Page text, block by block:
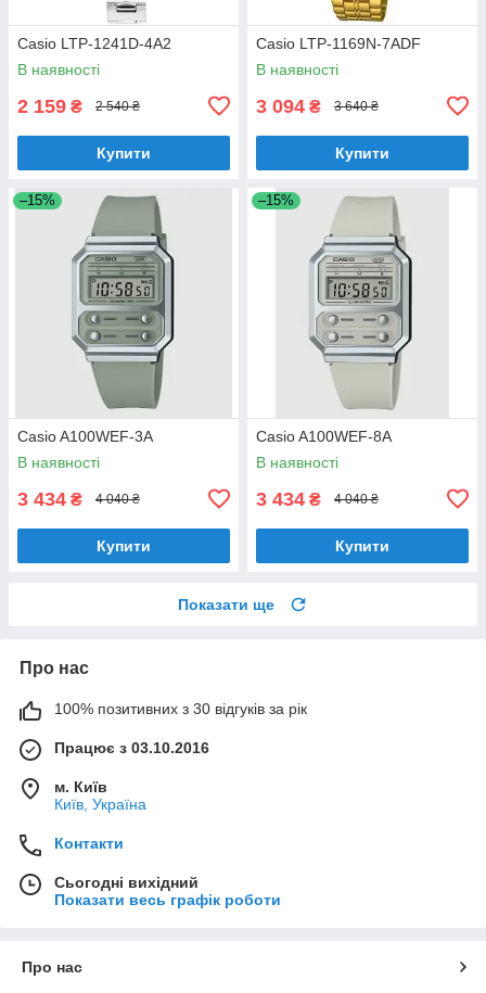
Casio LTP-1241D-4A2
В наявності
2 159 ₴ 2 540 ₴
Купити
Casio LTP-1169N-7ADF
В наявності
3 094 ₴ 3 640 ₴
Купити
–15%
Casio A100WEF-3A
В наявності
3 434 ₴ 4 040 ₴
Купити
–15%
Casio A100WEF-8A
В наявності
3 434 ₴ 4 040 ₴
Купити
Показати ще
Про нас
100% позитивних з 30 відгуків за рік
Працює з 03.10.2016
м. Київ
Київ, Україна
Контакти
Сьогодні вихідний
Показати весь графік роботи
Про нас